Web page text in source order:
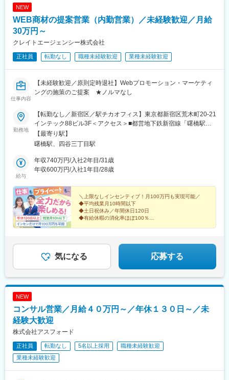
NEW
WEB商材の提案営業（内勤営業）／未経験歓迎／月給
30万円～
クレイトエージェンシー株式会社
正社員 転勤なし 職種未経験歓迎 業種未経験歓迎
仕事内容
【未経験歓迎／原則定時退社】Webプロモーション・マーケティ
ングの施策のご提案 ★ノルマなし
勤務地
【転勤なし／新宿区／駅チカオフィス】東京都新宿区荒木町20-21
インテック88ビル3F＜アクセス＞■都営地下鉄新宿線「曙橋駅」
より徒歩4分■東京メトロ丸ノ内線「四谷三丁目駅」より徒歩4分
受動喫煙対策：屋内全面禁煙
【最寄り駅】
曙橋駅、四谷三丁目駅
給与
年収740万円/入社2年目/31歳
年収600万円/入社1年目/28歳
＼上限なしインセンティブ！月100万円も実現可能／
◆平均残業月10時間以下
◆土日祝休み／年間休日120日
◆有給休暇の消化率ほぼ100％
◆ノルマなし
気になる 応募する
NEW
コンサル営業／月給４０万円～／年休１３０日～／未
経験大歓迎
株式会社アスフォード
正社員 転勤なし 5名以上採用
職種未経験歓迎
業種未経験歓迎